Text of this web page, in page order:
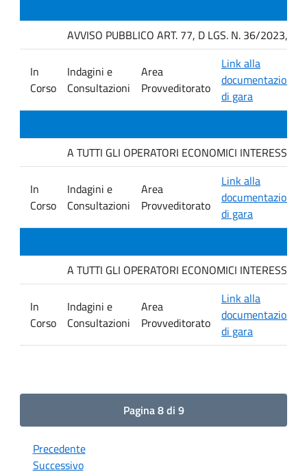
AVVISO PUBBLICO ART. 77, D LGS. N. 36/2023,
In
Corso
Indagini e
Consultazioni
Area
Provveditorato
Link alla
documentazione
di gara
A TUTTI GLI OPERATORI ECONOMICI
In
Corso
Indagini e
Consultazioni
Area
Provveditorato
Link alla
documentazione
di gara
A TUTTI GLI OPERATORI ECONOMICI
In
Corso
Indagini e
Consultazioni
Area
Provveditorato
Link alla
documentazione
di gara
Pagina 8 di 9
Precedente
Successivo